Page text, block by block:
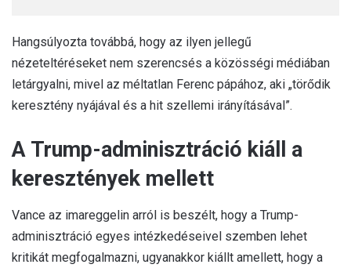
Hangsúlyozta továbbá, hogy az ilyen jellegű
nézeteltéréseket nem szerencsés a közösségi médiában
letárgyalni, mivel az méltatlan Ferenc pápához, aki „törődik
keresztény nyájával és a hit szellemi irányításával”.
A Trump-adminisztráció kiáll a
keresztények mellett
Vance az imareggelin arról is beszélt, hogy a Trump-
adminisztráció egyes intézkedéseivel szemben lehet
kritikát megfogalmazni, ugyanakkor kiállt amellett, hogy a